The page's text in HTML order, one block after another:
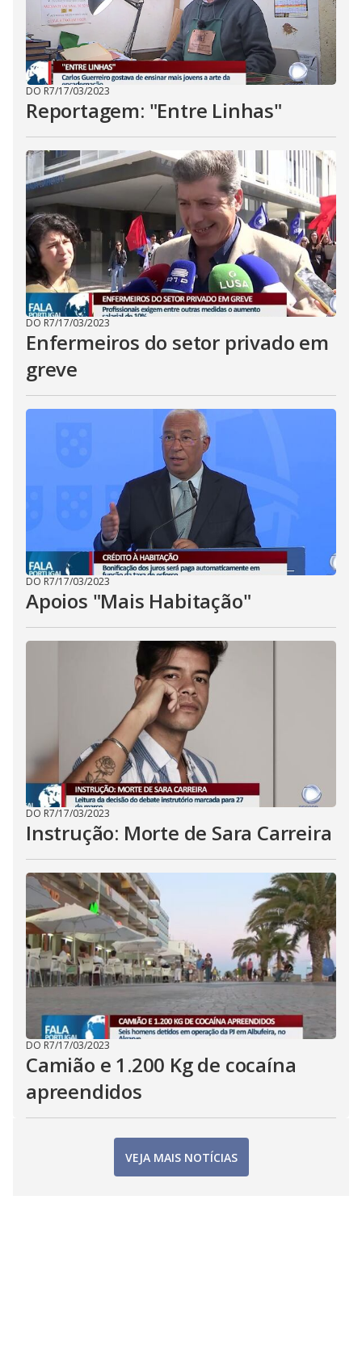
DO R7/17/03/2023
Reportagem: "Entre Linhas"
DO R7/17/03/2023
Enfermeiros do setor privado em
greve
DO R7/17/03/2023
Apoios "Mais Habitação"
DO R7/17/03/2023
Instrução: Morte de Sara Carreira
DO R7/17/03/2023
Camião e 1.200 Kg de cocaína
apreendidos
VEJA MAIS NOTÍCIAS